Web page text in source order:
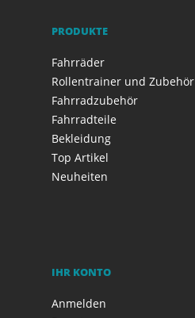
PRODUKTE
Fahrräder
Rollentrainer und Zubehör
Fahrradzubehör
Fahrradteile
Bekleidung
Top Artikel
Neuheiten
IHR KONTO
Anmelden